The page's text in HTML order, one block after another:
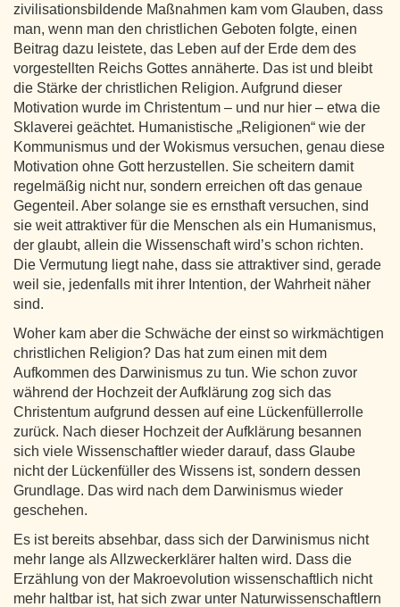
zivilisationsbildende Maßnahmen kam vom Glauben, dass
man, wenn man den christlichen Geboten folgte, einen
Beitrag dazu leistete, das Leben auf der Erde dem des
vorgestellten Reichs Gottes annäherte. Das ist und bleibt
die Stärke der christlichen Religion. Aufgrund dieser
Motivation wurde im Christentum – und nur hier – etwa die
Sklaverei geächtet. Humanistische „Religionen“ wie der
Kommunismus und der Wokismus versuchen, genau diese
Motivation ohne Gott herzustellen. Sie scheitern damit
regelmäßig nicht nur, sondern erreichen oft das genaue
Gegenteil. Aber solange sie es ernsthaft versuchen, sind
sie weit attraktiver für die Menschen als ein Humanismus,
der glaubt, allein die Wissenschaft wird’s schon richten.
Die Vermutung liegt nahe, dass sie attraktiver sind, gerade
weil sie, jedenfalls mit ihrer Intention, der Wahrheit näher
sind.
Woher kam aber die Schwäche der einst so wirkmächtigen
christlichen Religion? Das hat zum einen mit dem
Aufkommen des Darwinismus zu tun. Wie schon zuvor
während der Hochzeit der Aufklärung zog sich das
Christentum aufgrund dessen auf eine Lückenfüllerrolle
zurück. Nach dieser Hochzeit der Aufklärung besannen
sich viele Wissenschaftler wieder darauf, dass Glaube
nicht der Lückenfüller des Wissens ist, sondern dessen
Grundlage. Das wird nach dem Darwinismus wieder
geschehen.
Es ist bereits absehbar, dass sich der Darwinismus nicht
mehr lange als Allzweckerklärer halten wird. Dass die
Erzählung von der Makroevolution wissenschaftlich nicht
mehr haltbar ist, hat sich zwar unter Naturwissenschaftlern